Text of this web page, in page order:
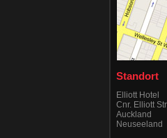
Standort
Elliott Hotel
Cnr. Elliott
Auckland
Neuseeland